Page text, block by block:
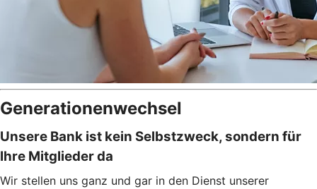
Generationenwechsel
Unsere Bank ist kein Selbstzweck, sondern für
Ihre Mitglieder da
Wir stellen uns ganz und gar in den Dienst unserer